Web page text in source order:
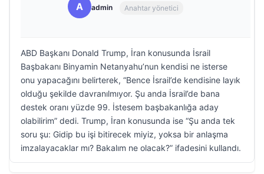
A admin Anahtar yönetici
ABD Başkanı Donald Trump, İran konusunda İsrail
Başbakanı Binyamin Netanyahu’nun kendisi ne isterse
onu yapacağını belirterek, “Bence İsrail’de kendisine layık
olduğu şekilde davranılmıyor. Şu anda İsrail’de bana
destek oranı yüzde 99. İstesem başbakanlığa aday
olabilirim” dedi. Trump, İran konusunda ise “Şu anda tek
soru şu: Gidip bu işi bitirecek miyiz, yoksa bir anlaşma
imzalayacaklar mı? Bakalım ne olacak?” ifadesini kullandı.